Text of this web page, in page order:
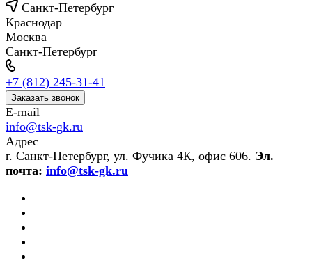
Санкт-Петербург
Краснодар
Москва
Санкт-Петербург
+7 (812) 245-31-41
Заказать звонок
E-mail
info@tsk-gk.ru
Адрес
г. Санкт-Петербург, ул. Фучика 4К, офис 606. Эл.
почта: info@tsk-gk.ru